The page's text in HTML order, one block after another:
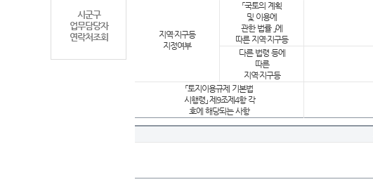
시군구
업무담당자
연락처조회
지역·지구등
지정여부
「국토의 계획
및 이용에
관한 법률 」에
따른 지역·지구등
다른 법령 등에
따른
지역·지구등
「토지이용규제 기본법
시행령」 제9조제4항 각
호에 해당되는 사항